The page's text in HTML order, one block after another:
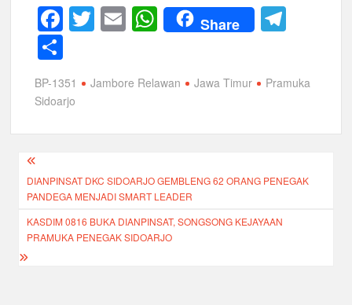
F
c
e
b
o
o
k
T
tt
er
E
ail
W
h
s
p
p
Share
e
gr
m
h
ar
BP-1351 Jambore Relawan Jawa Timur
Pramuka
Sidoarjo
Navigasi
pos
DIANPINSAT DKC SIDOARJO GEMBLENG 62 ORANG PENEGAK
PANDEGA MENJADI SMART LEADER
KASDIM 0816 BUKA DIANPINSAT, SONGSONG KEJAYAAN
PRAMUKA PENEGAK SIDOARJO